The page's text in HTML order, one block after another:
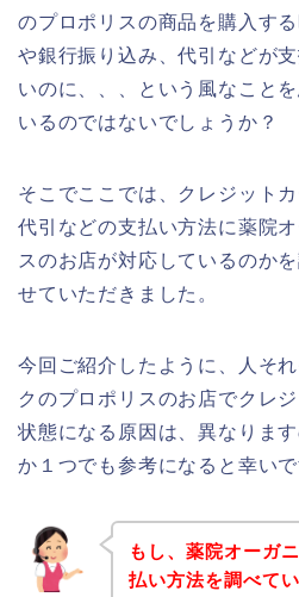
のプロポリスの商品を購入す
や銀行振り込み、代引などが
いのに、、、という風なこと
いるのではないでしょうか？
そこでここでは、クレジット
代引などの支払い方法に薬院
スのお店が対応しているのか
せていただきました。
今回ご紹介したように、人そ
クのプロポリスのお店でクレ
状態になる原因は、異なりま
か１つでも参考になると幸いで
もし、薬院オーガ
払い方法を調べて